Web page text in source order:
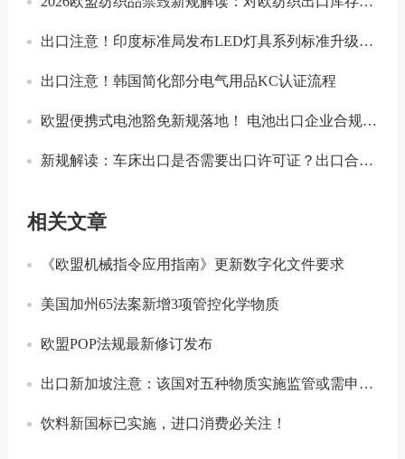
出口注意！印度标准局发布LED灯具系列标准升级实施指南
出口注意！韩国简化部分电气用品KC认证流程
欧盟便携式电池豁免新规落地！ 电池出口企业合规要点解读
新规解读：车床出口是否需要出口许可证？出口合规注意事项
相关文章
《欧盟机械指令应用指南》更新数字化文件要求
美国加州65法案新增3项管控化学物质
欧盟POP法规最新修订发布
出口新加坡注意：该国对五种物质实施监管或需申请许可证/许可！
饮料新国标已实施，进口消费必关注！